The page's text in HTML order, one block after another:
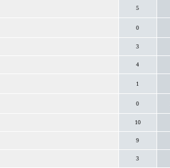
5
0
3
4
1
0
10
9
3